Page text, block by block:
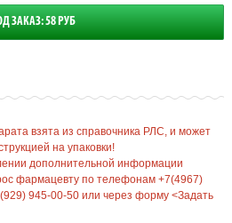
ЗАКАЗ: 58 РУБ
взята из справочника РЛС, и может
на упаковки!
дополнительной информации
фармацевту по телефонам +7(4967)
945-00-50 или через форму <Задать